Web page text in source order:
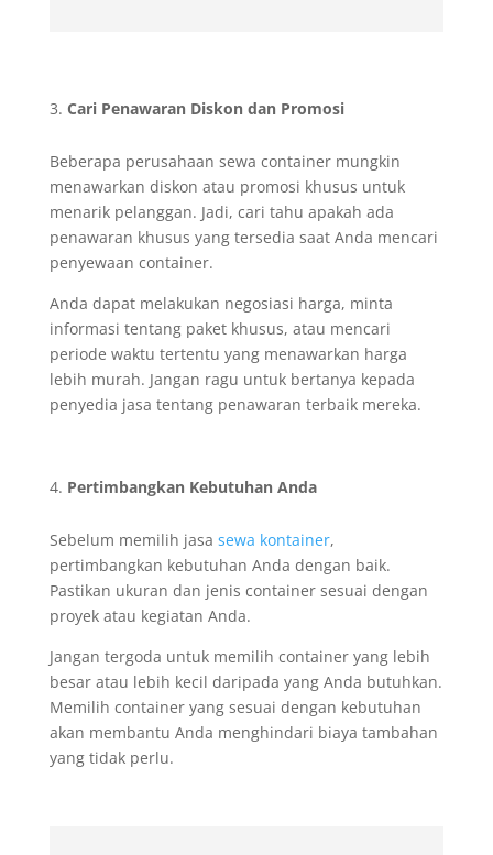
Cari Penawaran Diskon dan Promosi
Beberapa perusahaan sewa container mungkin
menawarkan diskon atau promosi khusus untuk
menarik pelanggan. Jadi, cari tahu apakah ada
penawaran khusus yang tersedia saat Anda mencari
penyewaan container.
Anda dapat melakukan negosiasi harga, minta
informasi tentang paket khusus, atau mencari
periode waktu tertentu yang menawarkan harga
lebih murah. Jangan ragu untuk bertanya kepada
penyedia jasa tentang penawaran terbaik mereka.
Pertimbangkan Kebutuhan Anda
Sebelum memilih jasa sewa kontainer,
pertimbangkan kebutuhan Anda dengan baik.
Pastikan ukuran dan jenis container sesuai dengan
proyek atau kegiatan Anda.
Jangan tergoda untuk memilih container yang lebih
besar atau lebih kecil daripada yang Anda butuhkan.
Memilih container yang sesuai dengan kebutuhan
akan membantu Anda menghindari biaya tambahan
yang tidak perlu.